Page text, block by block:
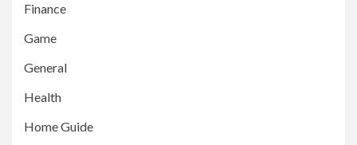
Finance
Game
General
Health
Home Guide